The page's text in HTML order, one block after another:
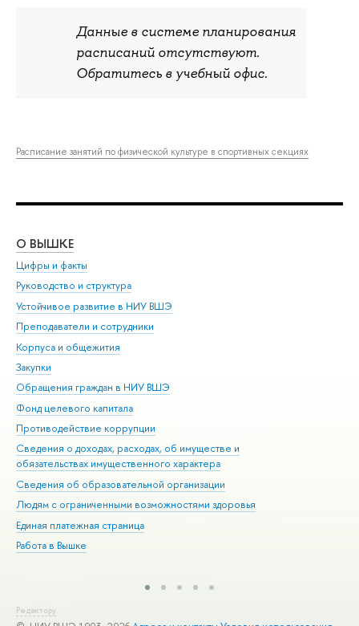
Данные в системе планирования
расписаний отсутствуют.
Обратитесь в учебный офис.
Расписание занятий по физической культуре в спортивных секциях
О ВЫШКЕ
Цифры и факты
Руководство и структура
Устойчивое развитие в НИУ ВШЭ
Преподаватели и сотрудники
Корпуса и общежития
Закупки
Обращения граждан в НИУ ВШЭ
Фонд целевого капитала
Противодействие коррупции
Сведения о доходах, расходах, об имуществе и
обязательствах имущественного характера
Сведения об образовательной организации
Людям с ограниченными возможностями здоровья
Единая платежная страница
Работа в Вышке
Редактору